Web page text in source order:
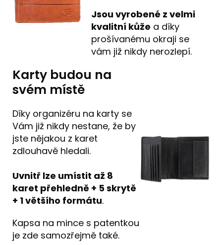
Jsou vyrobené z velmi
kvalitní kůže a díky
prošívanému okraji se
vám již nikdy nerozlepí.
Karty budou na
svém místě
Díky organizéru na karty se
Vám již nikdy nestane, že by
jste nějakou z karet
zdlouhavě hledali.
Uvnitř lze umístit až 8
karet přehledně + 5 skrytě
+ 1 většího formátu.
Kapsa na mince s patentkou
je zde samozřejmě také.